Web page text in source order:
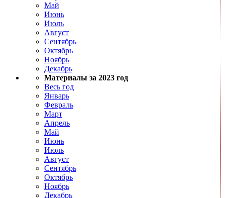
Май
Июнь
Июль
Август
Сентябрь
Октябрь
Ноябрь
Декабрь
Материалы за 2023 год
Весь год
Январь
Февраль
Март
Апрель
Май
Июнь
Июль
Август
Сентябрь
Октябрь
Ноябрь
Декабрь